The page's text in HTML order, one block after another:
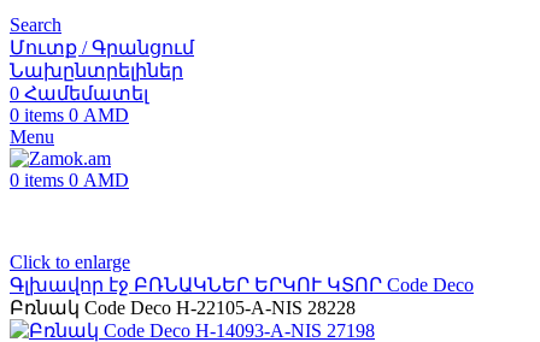
Search
Մուտք / Գրանցում
Նախընտրելիներ
0 Համեմատել
0 items 0 AMD
Menu
0 items 0 AMD
Click to enlarge
Գլխավոր էջ ԲՌՆԱԿՆԵՐ ԵՐԿՈՒ ԿՏՈՐ Code Deco
Բռնակ Code Deco H-22105-A-NIS 28228